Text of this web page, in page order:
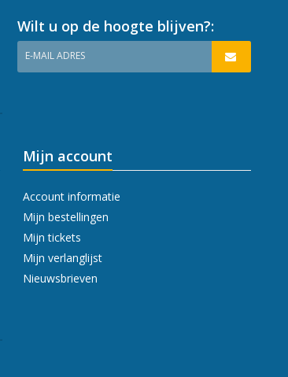
Wilt u op de hoogte blijven?:
E-MAIL ADRES
Mijn account
Account informatie
Mijn bestellingen
Mijn tickets
Mijn verlanglijst
Nieuwsbrieven